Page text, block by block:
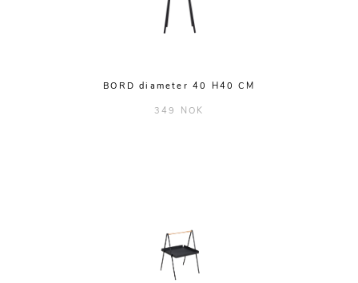
BORD diameter 40 H40 CM
349 NOK